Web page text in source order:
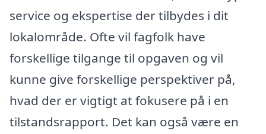
service og ekspertise der tilbydes i dit
lokalområde. Ofte vil fagfolk have
forskellige tilgange til opgaven og vil
kunne give forskellige perspektiver på,
hvad der er vigtigt at fokusere på i en
tilstandsrapport. Det kan også være en